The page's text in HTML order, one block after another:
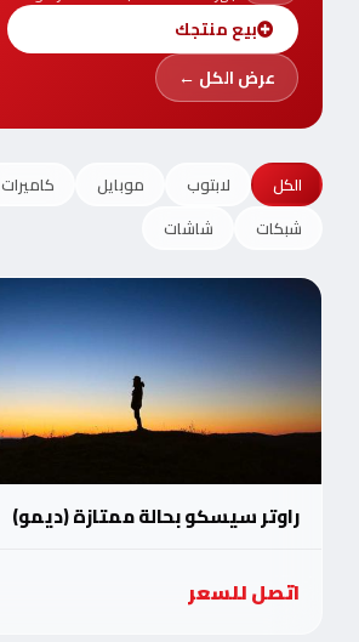
بيع منتجك
عرض الكل ←
الكل لابتوب موبايل كاميرات
شبكات
شاشات
راوتر سيسكو بحالة ممتازة (ديمو)
اتصل للسعر